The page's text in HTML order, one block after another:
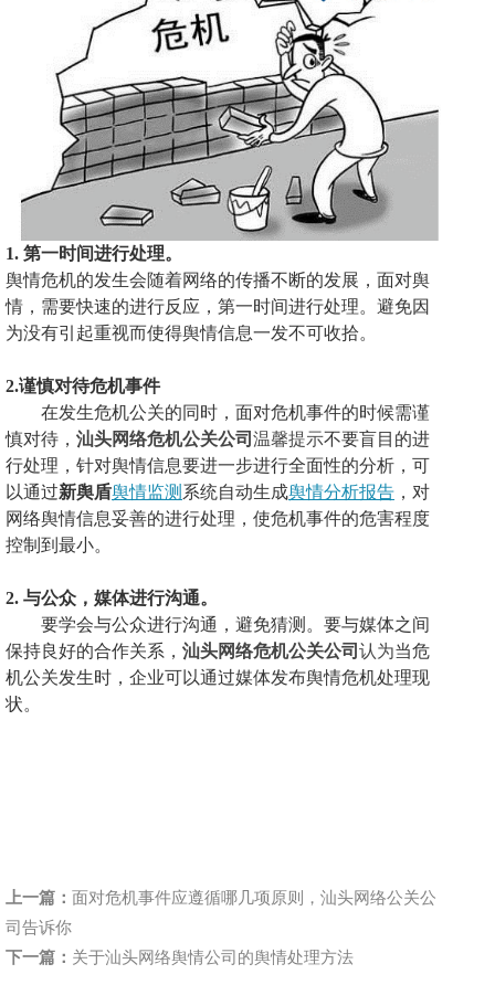
1. 第一时间进行处理。
舆情危机的发生会随着网络的传播不断的发展，面对舆
情，需要快速的进行反应， 第一时间进行处理。 避免因
为没有引起重视而使得舆情信息一发不可收拾。
2.谨慎对待危机事件
在发生危机公关的同时，面对危机事件的时候需谨
慎对待， 汕头网络危机公关公司 温馨提示不要盲目的进
行处理，针对舆情信息要进一步进行全面性的分析，可
以通过新舆盾舆情监测 系统自动生成舆情分析报告 ，对
网络舆情信息妥善的进行处理，使危机事件的危害程度
控制到最小。
2. 与公众，媒体进行沟通。
要学会与公众进行沟通，避免猜测。要与媒体之间
保持良好的合作关系， 汕头网络危机公关公司 认为当危
机公关发生时，企业可以通过媒体发布舆情危机处理现
状。
上一篇： 面对危机事件应遵循哪几项原则，汕头网络公关公
司告诉你
下一篇： 关于汕头网络舆情公司的舆情处理方法